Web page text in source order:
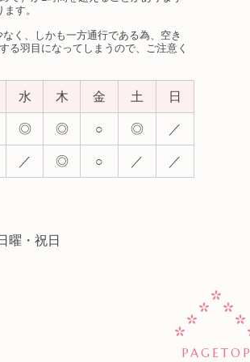
す。
く、しかも一方通行である為、空き
る羽目になってしまうので、ご注意く
水 木 金 土 日
◎ ◎ ○ ◎ ／
／ ◎ ○ ／ ／
曜・祝日
PAGETOP